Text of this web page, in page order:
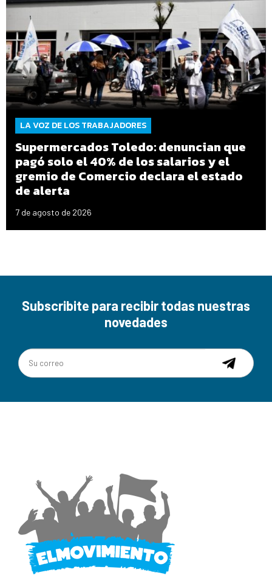
LA VOZ DE LOS TRABAJADORES
Supermercados Toledo: denuncian que
pagó solo el 40% de los salarios y el
gremio de Comercio declara el estado
de alerta
7 de agosto de 2026
Subscribite para recibir todas nuestras
novedades